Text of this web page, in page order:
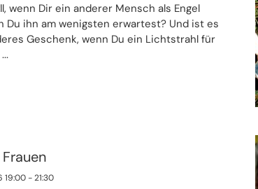
wenn Dir ein anderer Mensch als Engel
Du ihn am wenigsten erwartest? Und ist es
Geschenk, wenn Du ein Lichtstrahl für
19:00 - 21:30